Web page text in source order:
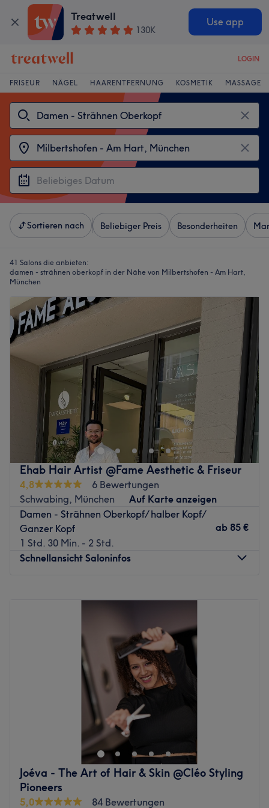
Treatwell
130K
Use app
LOGIN
FRISEUR NÄGEL HAARENTFERNUNG KOSMETIK MASSAGE
Sortieren nach Beliebiger Preis Besonderheiten
41 Salons die anbieten:
damen - strähnen oberkopf in der Nähe von Milbertshofen - Am Hart,
München
Ehab Hair Artist @Fame Aesthetic & Friseur
4,8
6 Bewertungen
Schwabing, München
Auf Karte anzeigen
Damen - Strähnen Oberkopf/ halber Kopf/
Ganzer Kopf
1 Std. 30 Min. - 2 Std.
ab 85 €
Schnellansicht Saloninfos
10:00
10:00
09:00
Geschlossen
Willkommen im Fame Hair Salon in Schwabing-West –
deinem Ort für individuelle Looks, professionelle
Haarpflege und entspannte Beauty-Momente. Hier
stehen deine Wünsche und deine Persönlichkeit im
Mittelpunkt. Egal, ob du eine Typveränderung, einen
frischen Haarschnitt, brillante Farbtechniken oder ein
perfektes Styling suchst – das Team nimmt sich Zeit, um
Joéva - The Art of Hair & Skin @Cléo Styling
Pioneers
5,0
84 Bewertungen